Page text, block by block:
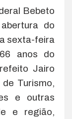
Bebeto
do
sexta-feira
anos do
Jairo
Turismo,
e outras
e região,